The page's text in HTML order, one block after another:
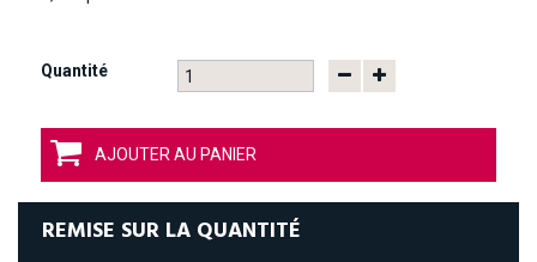
Quantité
AJOUTER AU PANIER
REMISE SUR LA QUANTITÉ